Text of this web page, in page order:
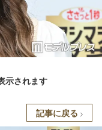
示されます
記事に戻る